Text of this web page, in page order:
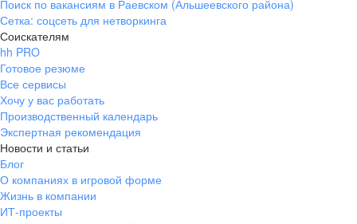
Поиск по вакансиям в Раевском (Альшеевского района)
Сетка: соцсеть для нетворкинга
Соискателям
hh PRO
Готовое резюме
Все сервисы
Хочу у вас работать
Производственный календарь
Экспертная рекомендация
Новости и статьи
Блог
О компаниях в игровой форме
Жизнь в компании
ИТ-проекты